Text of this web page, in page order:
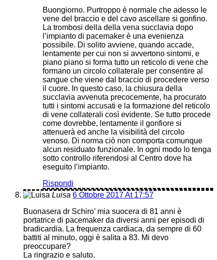
Buongiorno. Purtroppo è normale che adesso le
vene del braccio e del cavo ascellare si gonfino.
La trombosi della della vena succlavia dopo
l’impianto di pacemaker è una evenienza
possibile. Di solito avviene, quando accade,
lentamente per cui non si avvertono sintomi, e
piano piano si forma tutto un reticolo di vene che
formano un circolo collaterale per consentire al
sangue che viene dal braccio di procedere verso
il cuore. In questo caso, la chiusura della
succlavia avvenuta precocemente, ha procurato
tutti i sintomi accusati e la formazione del reticolo
di vene collaterali così evidente. Se tutto procede
come dovrebbe, lentamente il gonfiore si
attenuerà ed anche la visibilità del circolo
venoso. Di norma ciò non comporta comunque
alcun residuato funzionale. In ogni modo lo tenga
sotto controllo riferendosi al Centro dove ha
eseguito l’impianto.
Rispondi
Luisa 6 Ottobre 2017 At 17:57
Buonasera dr Schiro’ mia suocera di 81 anni è
portatrice di pacemaker da diversi anni per episodi di
bradicardia. La frequenza cardiaca, da sempre di 60
battiti al minuto, oggi è salita a 83. Mi devo
preoccupare?
La ringrazio e saluto.